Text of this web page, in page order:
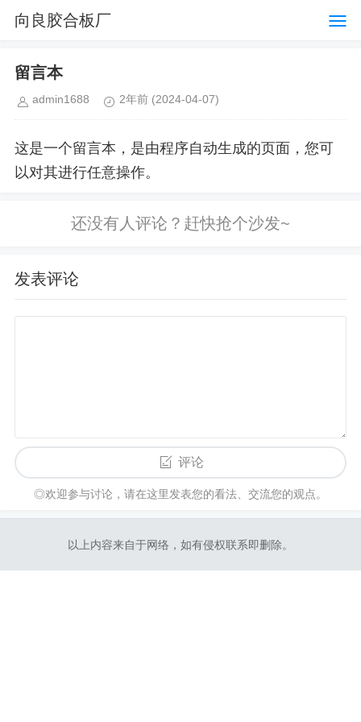
向良胶合板厂
留言本
admin1688 2年前 (2024-04-07)
这是一个留言本，是由程序自动生成的页面，您可
以对其进行任意操作。
发表评论
评论
◎欢迎参与讨论，请在这里发表您的看法、交流您的观点。
以上内容来自于网络，如有侵权联系即删除。